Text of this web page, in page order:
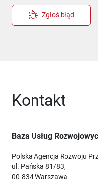
Zgłoś błąd
Kontakt
Baza Usług
Polska Agencja Rozwoju
ul. Pańska 81/83,
00-834 Warszawa